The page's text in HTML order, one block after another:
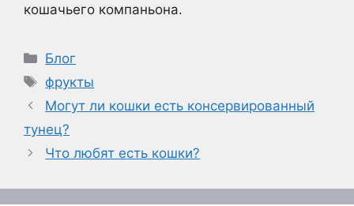
кошачьего компаньона.
Рубрики
Блог
Метки
фрукты
Могут ли кошки есть консервированный
тунец?
Что любят есть кошки?